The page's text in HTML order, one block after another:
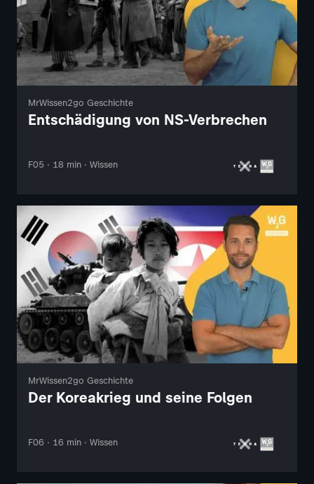
MrWissen2go Geschichte
Entschädigung von NS-Verbrechen
F05 · 18 min · Wissen
MrWissen2go Geschichte
Der Koreakrieg und seine Folgen
F06 · 16 min · Wissen